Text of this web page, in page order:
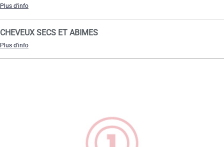
Plus d'info
CHEVEUX SECS ET ABIMES
Plus d'info